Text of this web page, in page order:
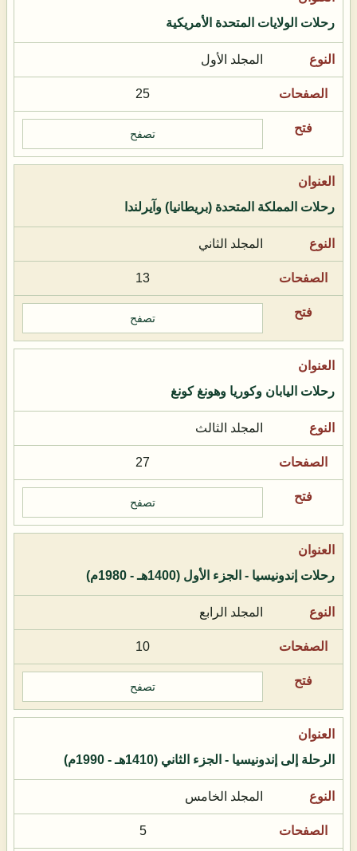
رحلات الولايات المتحدة الأمريكية
المجلد الأول
25
تصفح
رحلات المملكة المتحدة (بريطانيا) وآيرلندا
المجلد الثاني
13
تصفح
رحلات اليابان وكوريا وهونغ كونغ
المجلد الثالث
27
تصفح
رحلات إندونيسيا - الجزء الأول (1400هـ - 1980م)
المجلد الرابع
10
تصفح
الرحلة إلى إندونيسيا - الجزء الثاني (1410هـ - 1990م)
المجلد الخامس
5